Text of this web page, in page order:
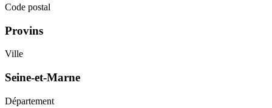
Code postal
Provins
Ville
Seine-et-Marne
Département